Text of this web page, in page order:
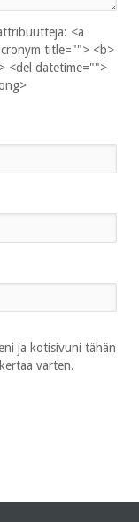
<a
title=""> <b>
<del datetime="">
ja kotisivuni tähän
varten.